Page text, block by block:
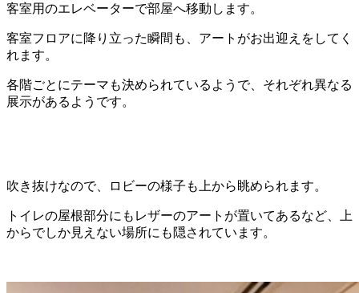
客室用のエレベーターで部屋へ移動します。
客室フロアに降り立った瞬間も、アートがお出迎えをしてく
れます。
各階ごとにテーマも決められているようで、それぞれ異なる
展示があるようです。
吹き抜けなので、ロビーの様子も上から眺められます。
トイレの屋根部分にもレザーのアートが置いてあるなど、上
からでしか見えない場所にも隠されています。